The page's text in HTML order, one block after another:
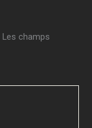
Les champs